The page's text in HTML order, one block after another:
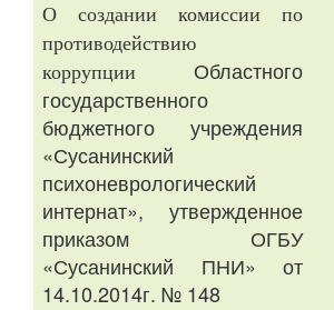
О создании комиссии по
противодействию
коррупции Областного
государственного
бюджетного учреждения
«Сусанинский
психоневрологический
интернат», утвержденное
приказом ОГБУ
«Сусанинский ПНИ» от
14.10.2014г. № 148